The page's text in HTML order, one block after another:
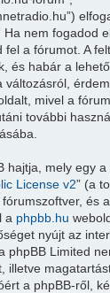
nem fogadod
fel a fórumot. A
és habár a
változásról,
mivel a
további
mely egy a „
License v2” (a
fórumszoftver, és
a phpbb.hu
nyújt az
phpBB Limited
illetve
a phpBB-ről,